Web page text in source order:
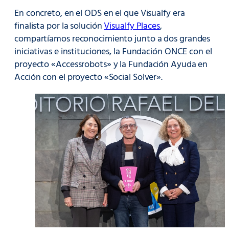
En concreto, en el ODS en el que Visualfy era
finalista por la soluciónVisualfy Places,
compartíamos reconocimiento junto a dos grandes
iniciativas e instituciones, la Fundación ONCE con el
proyecto «Accessrobots» y la Fundación Ayuda en
Acción con el proyecto «Social Solver».